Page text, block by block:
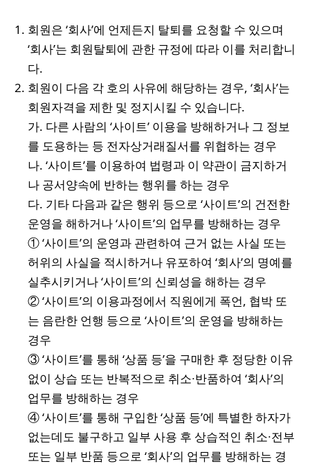
회원은 ‘회사’에 언제든지 탈퇴를 요청할 수 있으며
‘회사’는 회원탈퇴에 관한 규정에 따라 이를 처리합니
다.
회원이 다음 각 호의 사유에 해당하는 경우, ‘회사’는
회원자격을 제한 및 정지시킬 수 있습니다.
가. 다른 사람의 ‘사이트’ 이용을 방해하거나 그 정보
를 도용하는 등 전자상거래질서를 위협하는 경우
나. ‘사이트’를 이용하여 법령과 이 약관이 금지하거
나 공서양속에 반하는 행위를 하는 경우
다. 기타 다음과 같은 행위 등으로 ‘사이트’의 건전한
운영을 해하거나 ‘사이트’의 업무를 방해하는 경우
① ‘사이트’의 운영과 관련하여 근거 없는 사실 또는
허위의 사실을 적시하거나 유포하여 ‘회사’의 명예를
실추시키거나 ‘사이트’의 신뢰성을 해하는 경우
② ‘사이트’의 이용과정에서 직원에게 폭언, 협박 또
는 음란한 언행 등으로 ‘사이트’의 운영을 방해하는
경우
③ ‘사이트’를 통해 ‘상품 등’을 구매한 후 정당한 이유
없이 상습 또는 반복적으로 취소∙반품하여 ‘회사’의
업무를 방해하는 경우
④ ‘사이트’를 통해 구입한 ‘상품 등’에 특별한 하자가
없는데도 불구하고 일부 사용 후 상습적인 취소∙전부
또는 일부 반품 등으로 ‘회사’의 업무를 방해하는 경